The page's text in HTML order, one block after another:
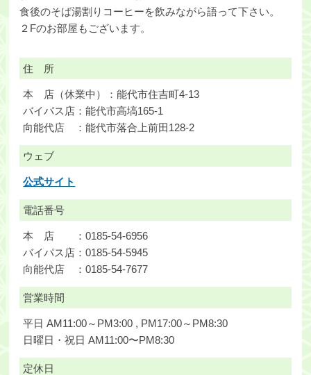
食後のそば湯割りコーヒーを飲みながら語って下さい。
２Fのお部屋もございます。
住 所
本 店（休業中）：能代市住吉町4-13
バイパス店：能代市高塙165-1
向能代店 ：能代市落合上前田128-2
ウェブ
公式サイト
電話番号
本 店 ：0185-54-6956
バイパス店：0185-54-5945
向能代店 ：0185-54-7677
営業時間
平日 AM11:00～PM3:00 , PM17:00～PM8:30
日曜日・祝日 AM11:00〜PM8:30
定休日